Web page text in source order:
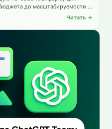
до масштабируемости и
Читать →